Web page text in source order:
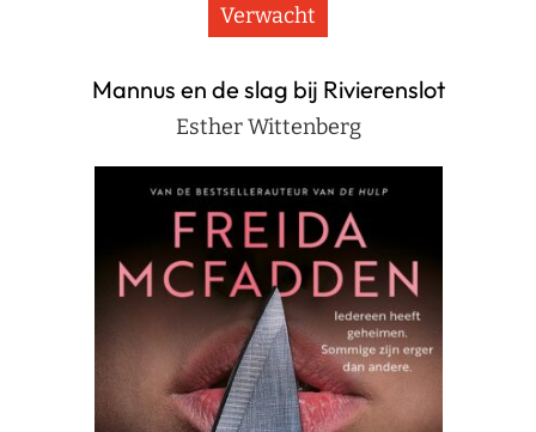
Verwacht
Mannus en de slag bij Rivierenslot
Esther Wittenberg